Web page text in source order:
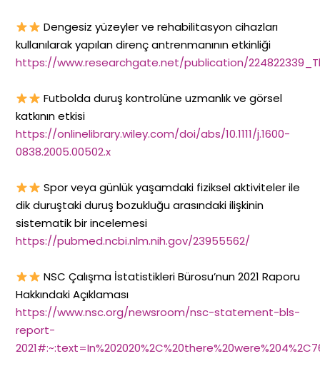
Dengesiz yüzeyler ve rehabilitasyon cihazları
kullanılarak yapılan direnç antrenmanının etkinliği
https://www.researchgate.net/publication/
Futbolda duruş kontrolüne uzmanlık ve görsel
katkının etkisi
https://onlinelibrary.wiley.com/doi/abs/10.1111/j.1600-
0838.2005.00502.x
Spor veya günlük yaşamdaki fiziksel aktiviteler ile
dik duruştaki duruş bozukluğu arasındaki ilişkinin
sistematik bir incelemesi
https://pubmed.ncbi.nlm.nih.gov/23955562/
NSC Çalışma İstatistikleri Bürosu’nun 2021 Raporu
Hakkındaki Açıklaması
https://www.nsc.org/newsroom/nsc-statement-bls-
report-